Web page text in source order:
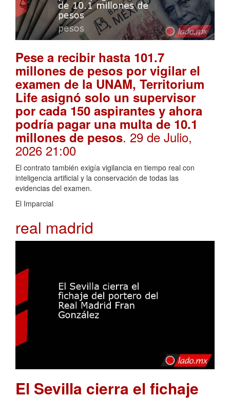
Pese a recibir hasta 101.7
millones de pesos por vigilar el
examen de la UNAM, Territorium
Life asignó solo un supervisor
por cada 150 aspirantes y ahora
podría pagar una multa de 10.1
millones de pesos. 29 de Julio,
2026 21:00
El contrato también exigía vigilancia en tiempo real con
inteligencia artificial y la conservación de todas las
evidencias del examen.
El Imparcial
real madrid
El Sevilla cierra el fichaje